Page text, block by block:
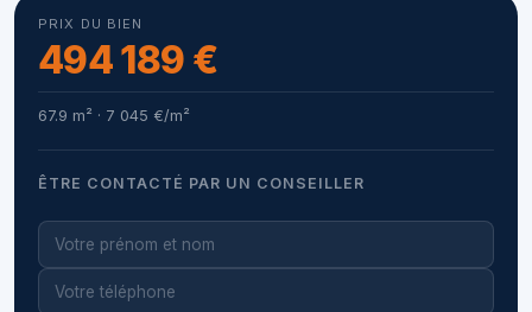
PRIX DU BIEN
494 189 €
67.9 m² · 7 045 €/m²
ÊTRE CONTACTÉ PAR UN CONSEILLER